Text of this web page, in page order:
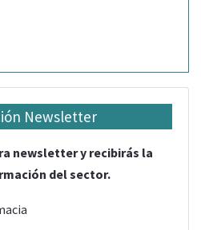
Newsletter
newsletter y recibirás la
del sector.